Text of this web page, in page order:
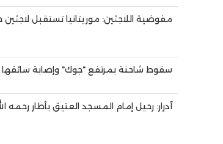
مفوضية اللاجئين: موريتانيا تستقبل
سقوط شاحنة بمرتفع "جوك" وإصابة سائقها
آدرار: رحيل إمام المسجد العتيق بأطار رحمه